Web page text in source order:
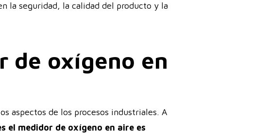
la seguridad, la calidad del producto y la
de oxígeno en
aspectos de los procesos industriales. A
el medidor de oxígeno en aire es